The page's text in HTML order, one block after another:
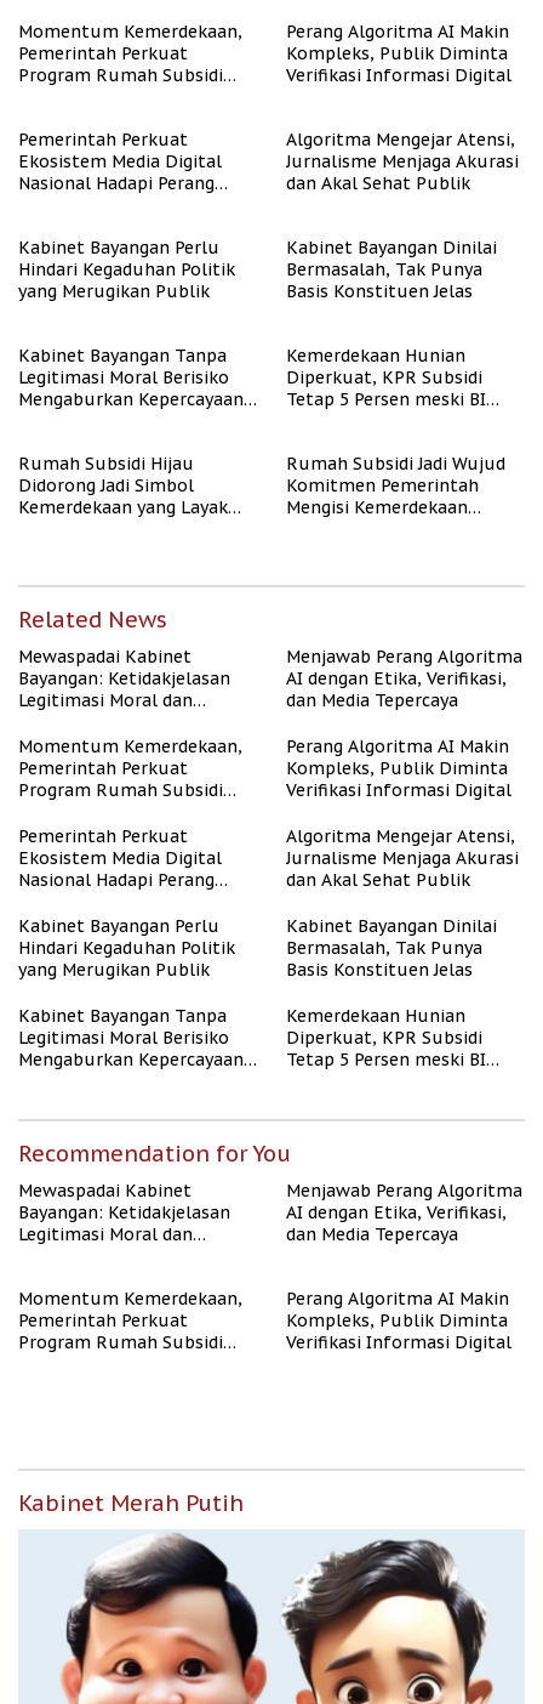
Momentum Kemerdekaan,
Pemerintah Perkuat
Program Rumah Subsidi
Perang Algoritma AI Makin
Kompleks, Publik Diminta
Verifikasi Informasi Digital
Pemerintah Perkuat
Ekosistem Media Digital
Nasional Hadapi Perang
Algoritma Mengejar Atensi,
Jurnalisme Menjaga Akurasi
dan Akal Sehat Publik
Kabinet Bayangan Perlu
Hindari Kegaduhan Politik
yang Merugikan Publik
Kabinet Bayangan Dinilai
Bermasalah, Tak Punya
Basis Konstituen Jelas
Kabinet Bayangan Tanpa
Legitimasi Moral Berisiko
Mengaburkan Kepercayaan
Kemerdekaan Hunian
Diperkuat, KPR Subsidi
Tetap 5 Persen meski BI
Rumah Subsidi Hijau
Didorong Jadi Simbol
Kemerdekaan yang Layak
Rumah Subsidi Jadi Wujud
Komitmen Pemerintah
Mengisi Kemerdekaan
Related News
Mewaspadai Kabinet
Bayangan: Ketidakjelasan
Legitimasi Moral dan
Menjawab Perang Algoritma
AI dengan Etika, Verifikasi,
dan Media Tepercaya
Momentum Kemerdekaan,
Pemerintah Perkuat
Program Rumah Subsidi
Berpenghasilan Rendah
Perang Algoritma AI Makin
Kompleks, Publik Diminta
Verifikasi Informasi Digital
Pemerintah Perkuat
Ekosistem Media Digital
Nasional Hadapi Perang
Algoritma Mengejar Atensi,
Jurnalisme Menjaga Akurasi
dan Akal Sehat Publik
Kabinet Bayangan Perlu
Hindari Kegaduhan Politik
yang Merugikan Publik
Kabinet Bayangan Dinilai
Bermasalah, Tak Punya
Basis Konstituen Jelas
Kabinet Bayangan Tanpa
Legitimasi Moral Berisiko
Mengaburkan Kepercayaan
Kemerdekaan Hunian
Diperkuat, KPR Subsidi
Tetap 5 Persen meski BI
Recommendation for You
Mewaspadai Kabinet
Bayangan: Ketidakjelasan
Legitimasi Moral dan
Menjawab Perang Algoritma
AI dengan Etika, Verifikasi,
dan Media Tepercaya
Momentum Kemerdekaan,
Pemerintah Perkuat
Program Rumah Subsidi
Perang Algoritma AI Makin
Kompleks, Publik Diminta
Verifikasi Informasi Digital
Kabinet Merah Putih